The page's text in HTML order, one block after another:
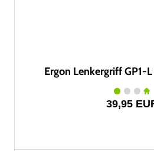
Ergon Lenkergriff GP1-
39,95